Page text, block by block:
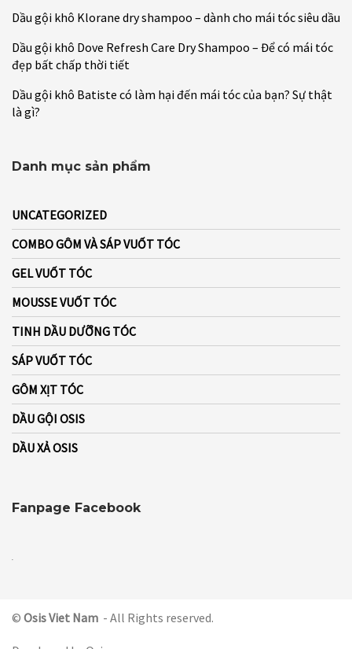
Dầu gội khô Klorane dry shampoo – dành cho mái tóc siêu dầu
Dầu gội khô Dove Refresh Care Dry Shampoo – Để có mái tóc
đẹp bất chấp thời tiết
Dầu gội khô Batiste có làm hại đến mái tóc của bạn? Sự thật
là gì?
Danh mục sản phẩm
UNCATEGORIZED
COMBO GÔM VÀ SÁP VUỐT TÓC
GEL VUỐT TÓC
MOUSSE VUỐT TÓC
TINH DẦU DƯỠNG TÓC
SÁP VUỐT TÓC
GÔM XỊT TÓC
DẦU GỘI OSIS
DẦU XẢ OSIS
Fanpage Facebook
© Osis Viet Nam - All Rights reserved.